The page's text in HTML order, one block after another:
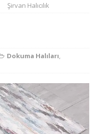
Şirvan Halıcılık
Dokuma Halıları,